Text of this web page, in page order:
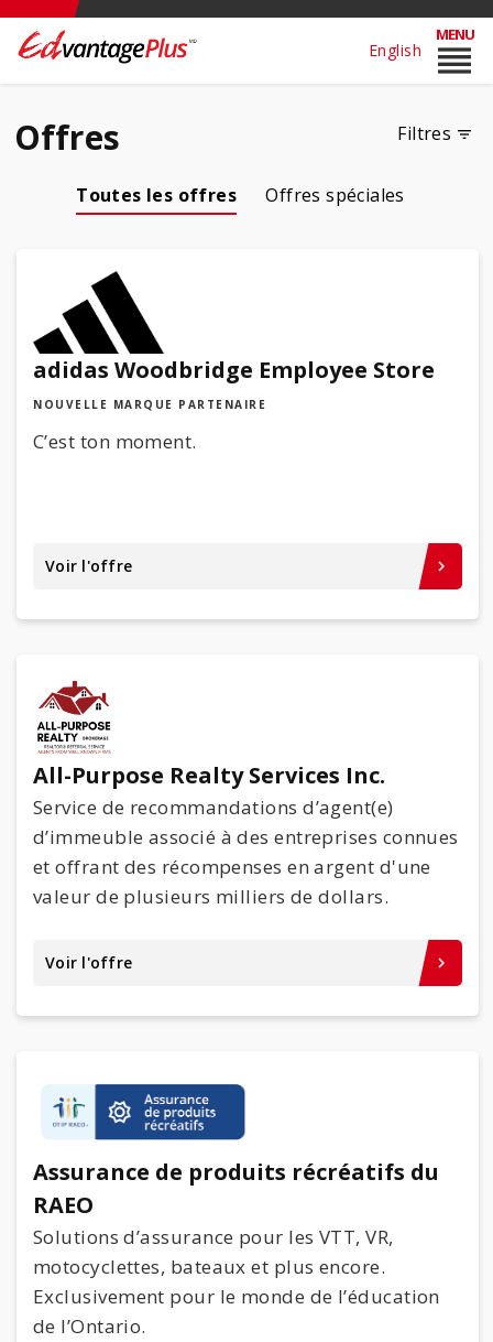
MENU
reorder
English
Offres Filtres
Toutes les offres Offres spéciales
Catégories
Automobile
Éducation
Divertissements et sports
Santé et bien-être
Enfants et étudiantes/étudiants
Magasinage
Billets et attractions
Voyages
Marques partenaires
Comment obtenir le rabais
adidas Woodbridge Employee Store
NOUVELLE MARQUE PARTENAIRE
C’est ton moment.
Voir l'offre keyboard_arrow_right
All-Purpose Realty Services Inc.
Service de recommandations d’agent(e)
d’immeuble associé à des entreprises connues
et offrant des récompenses en argent d'une
valeur de plusieurs milliers de dollars.
Voir l'offre keyboard_arrow_right
Assurance de produits récréatifs du
RAEO
Solutions d’assurance pour les VTT, VR,
motocyclettes, bateaux et plus encore.
Exclusivement pour le monde de l’éducation
de l’Ontario.